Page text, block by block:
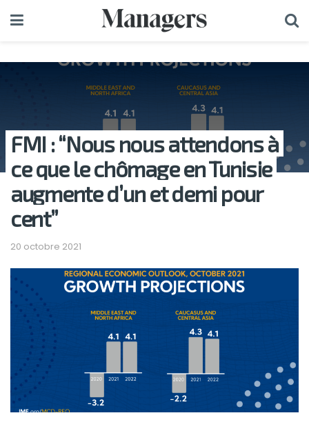
FMI : “Nous nous attendons à
ce que le chômage en Tunisie
augmente d’un et demi pour
cent”
20 octobre 2021